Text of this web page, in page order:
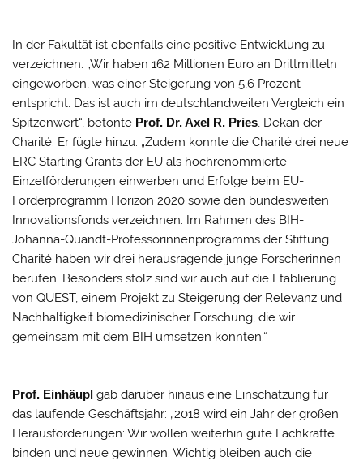
In der Fakultät ist ebenfalls eine positive Entwicklung zu
verzeichnen: „Wir haben 162 Millionen Euro an Drittmitteln
eingeworben, was einer Steigerung von 5,6 Prozent
entspricht. Das ist auch im deutschlandweiten Vergleich ein
Spitzenwert“, betonte Prof. Dr. Axel R. Pries, Dekan der
Charité. Er fügte hinzu: „Zudem konnte die Charité drei neue
ERC Starting Grants der EU als hochrenommierte
Einzelförderungen einwerben und Erfolge beim EU-
Förderprogramm Horizon 2020 sowie den bundesweiten
Innovationsfonds verzeichnen. Im Rahmen des BIH-
Johanna-Quandt-Professorinnenprogramms der Stiftung
Charité haben wir drei herausragende junge Forscherinnen
berufen. Besonders stolz sind wir auch auf die Etablierung
von QUEST, einem Projekt zu Steigerung der Relevanz und
Nachhaltigkeit biomedizinischer Forschung, die wir
gemeinsam mit dem BIH umsetzen konnten.“
Prof. Einhäupl gab darüber hinaus eine Einschätzung für
das laufende Geschäftsjahr: „2018 wird ein Jahr der großen
Herausforderungen: Wir wollen weiterhin gute Fachkräfte
binden und neue gewinnen. Wichtig bleiben auch die